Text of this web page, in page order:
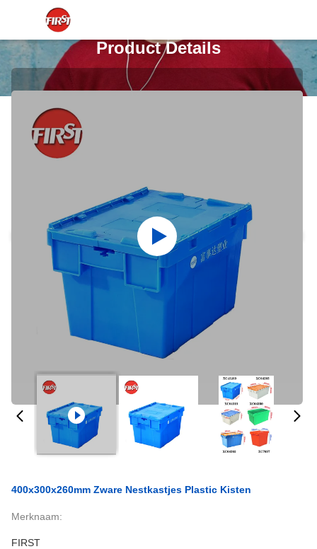
Product Details
400x300x260mm Zware Nestkastjes Plastic Kisten
Merknaam:
FIRST